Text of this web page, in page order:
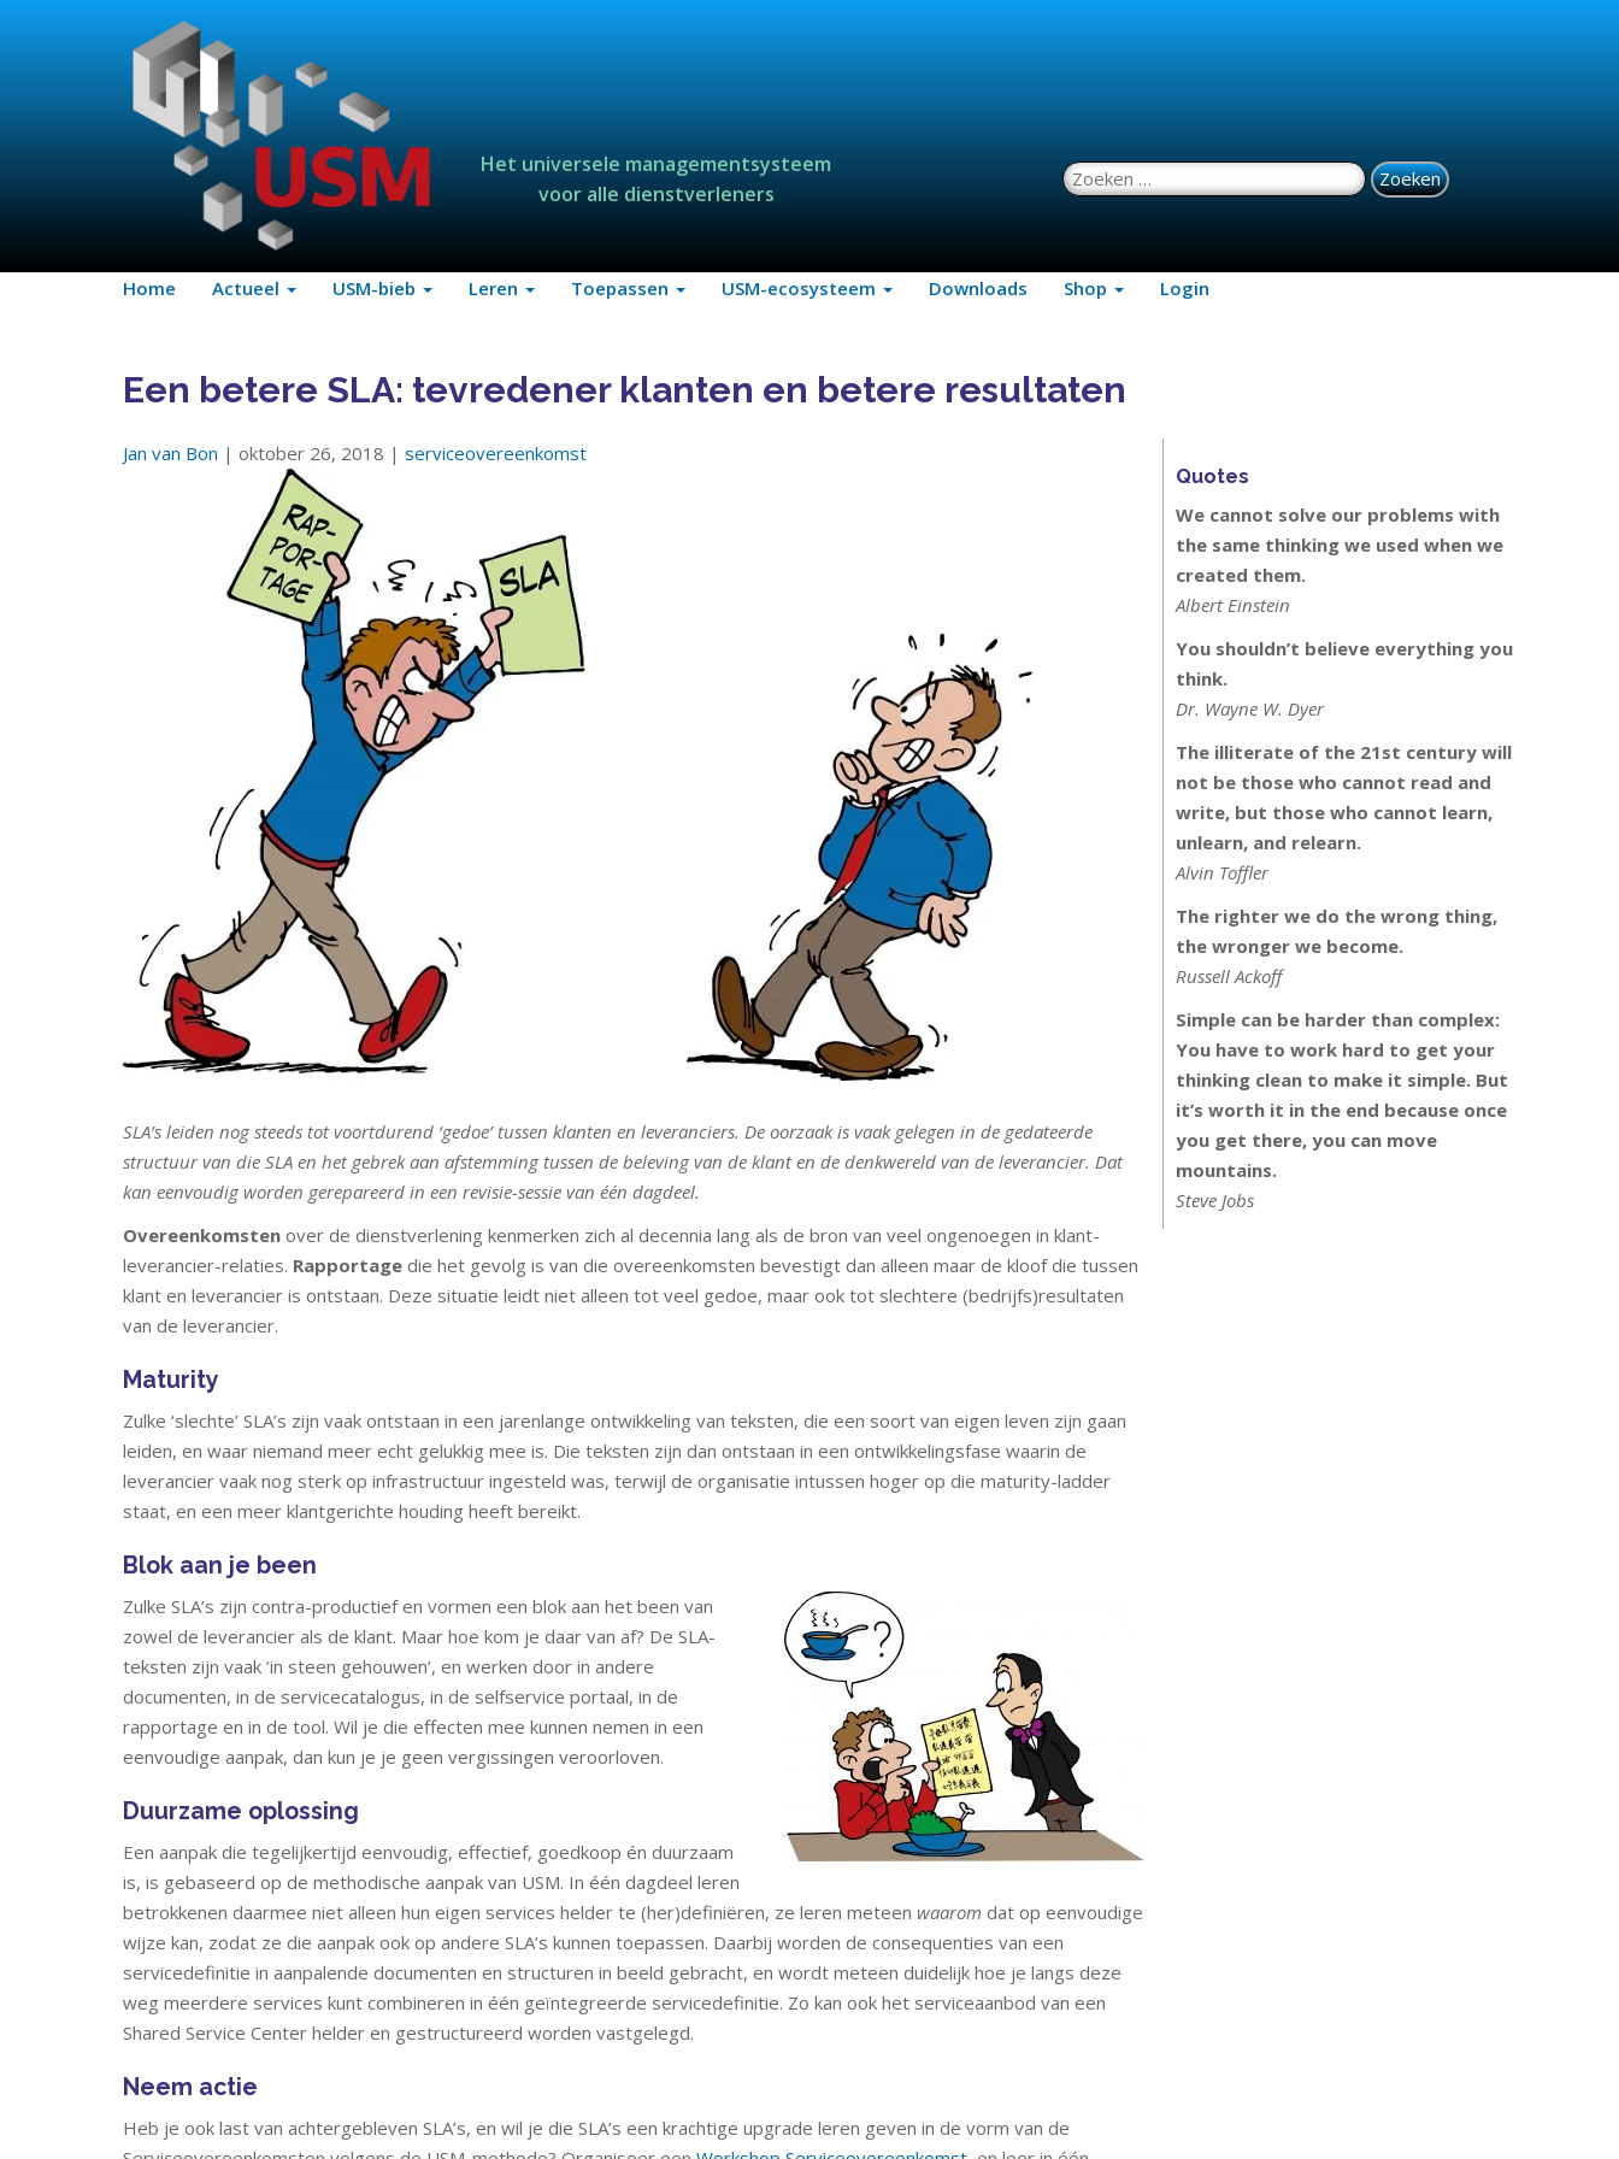
Het universele managementsysteem
voor alle dienstverleners
Zoeken naar:
Home Actueel USM-bieb Leren Toepassen USM-ecosysteem Downloads Shop Login
Een betere SLA: tevredener klanten en betere resultaten
Jan van Bon | oktober 26, 2018 | serviceovereenkomst
SLA’s leiden nog steeds tot voortdurend ‘gedoe’ tussen klanten en leveranciers. De oorzaak is vaak gelegen in de gedateerde
structuur van die SLA en het gebrek aan afstemming tussen de beleving van de klant en de denkwereld van de leverancier. Dat
kan eenvoudig worden gerepareerd in een revisie-sessie van één dagdeel.
Overeenkomsten over de dienstverlening kenmerken zich al decennia lang als de bron van veel ongenoegen in klant-
leverancier-relaties. Rapportage die het gevolg is van die overeenkomsten bevestigt dan alleen maar de kloof die tussen
klant en leverancier is ontstaan. Deze situatie leidt niet alleen tot veel gedoe, maar ook tot slechtere (bedrijfs)resultaten
van de leverancier.
Maturity
Zulke ‘slechte’ SLA’s zijn vaak ontstaan in een jarenlange ontwikkeling van teksten, die een soort van eigen leven zijn gaan
leiden, en waar niemand meer echt gelukkig mee is. Die teksten zijn dan ontstaan in een ontwikkelingsfase waarin de
leverancier vaak nog sterk op infrastructuur ingesteld was, terwijl de organisatie intussen hoger op die maturity-ladder
staat, en een meer klantgerichte houding heeft bereikt.
Blok aan je been
Zulke SLA’s zijn contra-productief en vormen een blok aan het been van
zowel de leverancier als de klant. Maar hoe kom je daar van af? De SLA-
teksten zijn vaak ‘in steen gehouwen’, en werken door in andere
documenten, in de servicecatalogus, in de selfservice portaal, in de
rapportage en in de tool. Wil je die effecten mee kunnen nemen in een
eenvoudige aanpak, dan kun je je geen vergissingen veroorloven.
Duurzame oplossing
Een aanpak die tegelijkertijd eenvoudig, effectief, goedkoop én duurzaam
is, is gebaseerd op de methodische aanpak van USM. In één dagdeel leren
betrokkenen daarmee niet alleen hun eigen services helder te (her)definiëren, ze leren meteen waarom dat op eenvoudige
wijze kan, zodat ze die aanpak ook op andere SLA’s kunnen toepassen. Daarbij worden de consequenties van een
servicedefinitie in aanpalende documenten en structuren in beeld gebracht, en wordt meteen duidelijk hoe je langs deze
weg meerdere services kunt combineren in één geïntegreerde servicedefinitie. Zo kan ook het serviceaanbod van een
Shared Service Center helder en gestructureerd worden vastgelegd.
Neem actie
Heb je ook last van achtergebleven SLA’s, en wil je die SLA’s een krachtige upgrade leren geven in de vorm van de
Quotes
We cannot solve our problems with
the same thinking we used when we
created them.
Albert Einstein
You shouldn’t believe everything you
think.
Dr. Wayne W. Dyer
The illiterate of the 21st century will
not be those who cannot read and
write, but those who cannot learn,
unlearn, and relearn.
Alvin Toffler
The righter we do the wrong thing,
the wronger we become.
Russell Ackoff
Simple can be harder than complex:
You have to work hard to get your
thinking clean to make it simple. But
it’s worth it in the end because once
you get there, you can move
mountains.
Steve Jobs